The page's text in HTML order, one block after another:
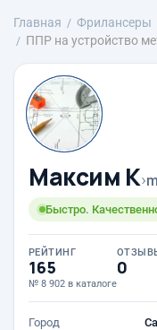
Главная Фрилансеры
ППР на устройство
Максим К›
Быстро.
РЕЙТИНГ
165
№ 8 902 в каталоге
0
Город